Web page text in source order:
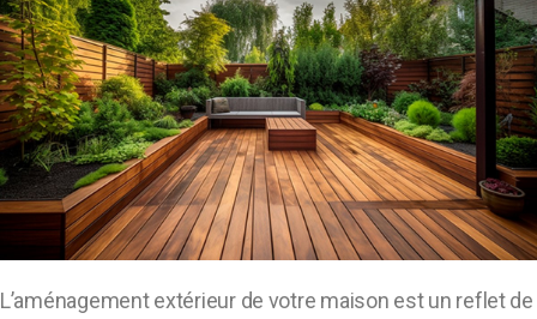
L’aménagement extérieur de votre maison est un reflet de